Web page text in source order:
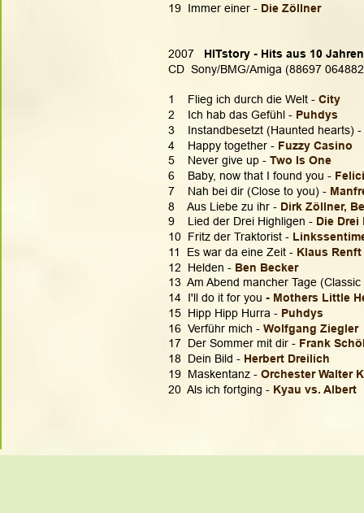
19  Immer einer - Die Zöllner
2007
HITstory - Hits aus 10
CD  Sony/BMG/Amiga (88697
1    Flieg ich durch die Welt - City
2    Ich hab das Gefühl - Puhdys
3    Instandbesetzt (Haunted hearts) -
4    Happy together - Fuzzy Casino
5    Never give up - Two Is One
6    Baby, now that I found you -
7    Nah bei dir (Close to you) -
8    Aus Liebe zu ihr - Dirk Zöllner,
9    Lied der Drei Highligen - Die
10  Fritz der Traktorist -
11  Es war da eine Zeit - Klaus
12  Helden - Ben Becker
13  Am Abend mancher Tage
14  I'll do it for you - Mothers Little
15  Hipp Hipp Hurra - Puhdys
16  Verführ mich - Wolfgang Ziegler
17  Der Sommer mit dir - Frank
18  Dein Bild - Herbert Dreilich
19  Maskentanz - Orchester Walter
20  Als ich fortging - Kyau vs. Albert